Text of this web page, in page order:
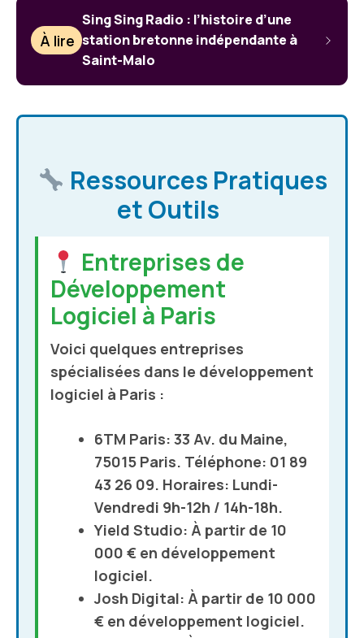
À lire
Sing Sing Radio : l’histoire d’une
station bretonne indépendante à
Saint-Malo
Ressources Pratiques
et Outils
Entreprises de
Développement
Logiciel à Paris
Voici quelques entreprises
spécialisées dans le développement
logiciel à Paris :
6TM Paris: 33 Av. du Maine,
75015 Paris. Téléphone: 01 89
43 26 09. Horaires: Lundi-
Vendredi 9h-12h / 14h-18h.
Yield Studio: À partir de 10
000 € en développement
logiciel.
Josh Digital: À partir de 10 000
€ en développement logiciel.